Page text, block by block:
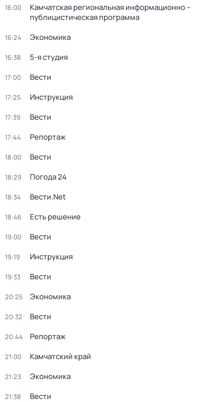
16:00
Камчатская региональная информационно –
публицистическая программа
16:24 Экономика
16:38 5-я студия
17:00 Вести
17:25 Инструкция
17:39 Вести
17:44 Репортаж
18:00 Вести
18:29 Погода 24
18:34 Вести.Net
18:46 Есть решение
19:00 Вести
19:19 Инструкция
19:33 Вести
20:25 Экономика
20:32 Вести
20:44 Репортаж
21:00 Камчатский край
21:23 Экономика
21:38 Вести